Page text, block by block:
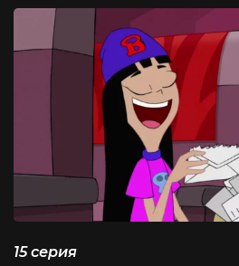
15 серия